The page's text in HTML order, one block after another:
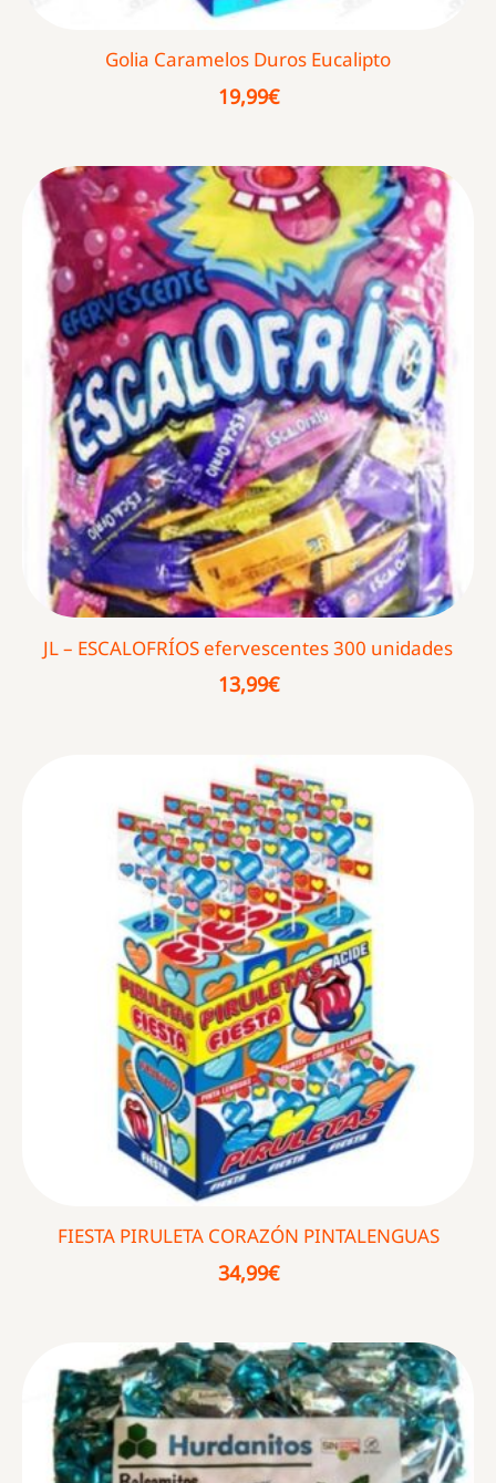
Golia Caramelos Duros Eucalipto
19,99€
JL – ESCALOFRÍOS efervescentes 300 unidades
13,99€
FIESTA PIRULETA CORAZÓN PINTALENGUAS
34,99€